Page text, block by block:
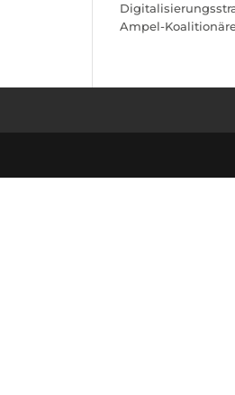
Ampel-